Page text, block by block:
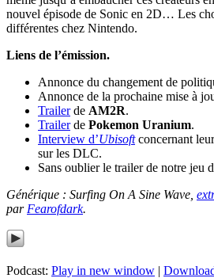
nouvel épisode de Sonic en 2D… Les
différentes chez Nintendo.
Liens de l’émission.
Annonce du changement de
Annonce de la prochaine mise à
Trailerde AM2R.
Trailerde Pokemon Uranium.
Interview d’Ubisoftconcernant
sur les DLC.
Sans oublier le trailer de notre jeu
Générique : Surfing On A Sine Wave,
par Fearofdark.
Podcast: Play in new window |